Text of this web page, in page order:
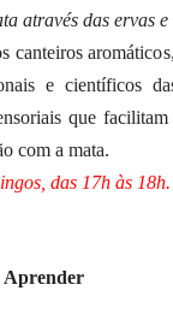
através das ervas e
canteiros
e científicos
que
com a mata.
das 17h às
Aprender